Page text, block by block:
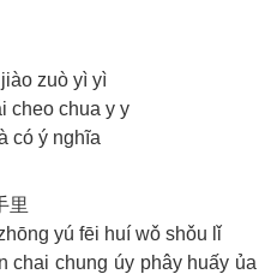
zuò yì yì
cheo chua y y
có ý nghĩa
里
yú fēi huí wǒ shǒu lǐ
chai chung úy phây huấy ủa